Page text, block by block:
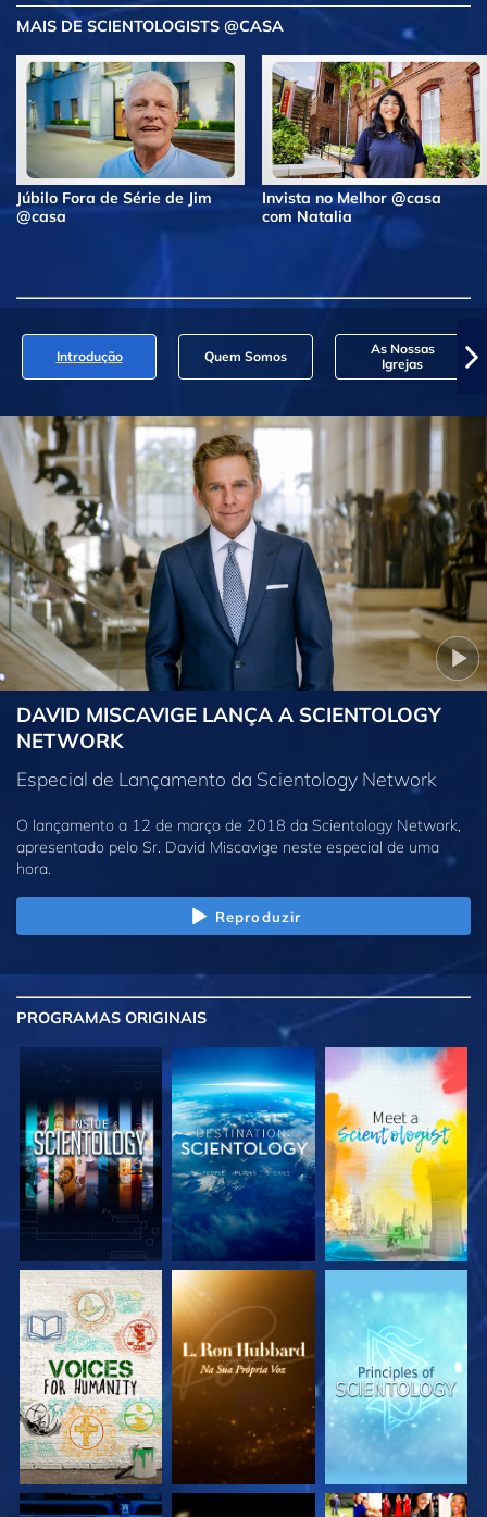
MAIS DE SCIENTOLOGISTS @CASA
Júbilo Fora de Série de Jim
@casa
Invista no Melhor @casa
com Natalia
Introdução Quem Somos
As Nossas
Igrejas
DAVID MISCAVIGE LANÇA A SCIENTOLOGY
NETWORK
Especial de Lançamento da Scientology Network
O lançamento a 12 de março de 2018 da Scientology Network,
apresentado pelo Sr. David Miscavige neste especial de uma
hora.
Reproduzir
PROGRAMAS ORIGINAIS
EXPLORE A SÉRIE EXPLORE A SÉRIE EXPLORE A SÉRIE